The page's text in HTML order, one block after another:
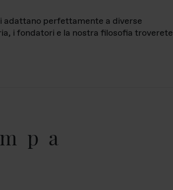
adattano perfettamente a diverse
i fondatori e la nostra filosofia troverete